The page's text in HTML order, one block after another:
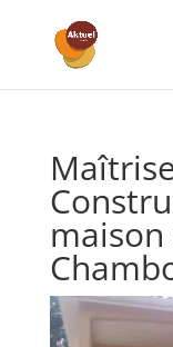
maison